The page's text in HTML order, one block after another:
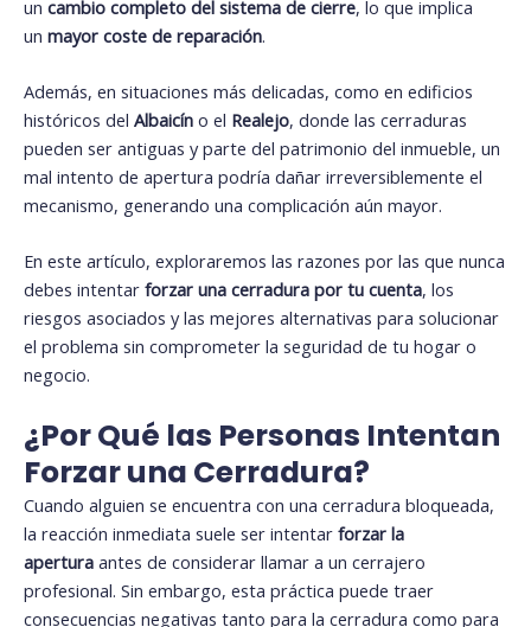
un cambio completo del sistema de cierre, lo que implica
un mayor coste de reparación.
Además, en situaciones más delicadas, como en edificios
históricos del Albaicín o el Realejo, donde las cerraduras
pueden ser antiguas y parte del patrimonio del inmueble, un
mal intento de apertura podría dañar irreversiblemente el
mecanismo, generando una complicación aún mayor.
En este artículo, exploraremos las razones por las que nunca
debes intentar forzar una cerradura por tu cuenta, los
riesgos asociados y las mejores alternativas para solucionar
el problema sin comprometer la seguridad de tu hogar o
negocio.
¿Por Qué las Personas Intentan
Forzar una Cerradura?
Cuando alguien se encuentra con una cerradura bloqueada,
la reacción inmediata suele ser intentar forzar la
apertura antes de considerar llamar a un cerrajero
profesional. Sin embargo, esta práctica puede traer
consecuencias negativas tanto para la cerradura como para